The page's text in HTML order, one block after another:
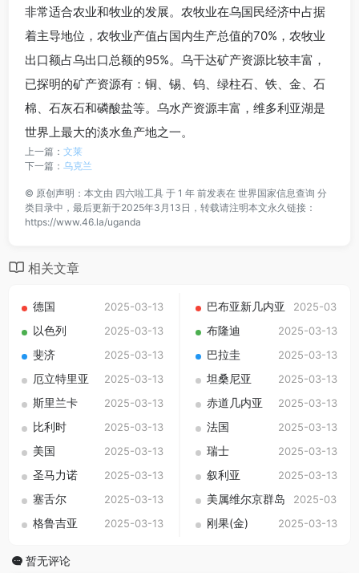
非常适合农业和牧业的发展。农牧业在乌国民经济中占据
着主导地位，农牧业产值占国内生产总值的70%，农牧业
出口额占乌出口总额的95%。乌干达矿产资源比较丰富，
已探明的矿产资源有：铜、锡、钨、绿柱石、铁、金、石
棉、石灰石和磷酸盐等。乌水产资源丰富，维多利亚湖是
世界上最大的淡水鱼产地之一。
上一篇： 文莱
下一篇： 乌克兰
© 原创声明：本文由 四六啦工具 于 1 年 前发表在 世界国家信息查询 分
类目录中，最后更新于2025年3月13日，转载请注明本文永久链接：
https://www.46.la/uganda
相关文章
德国 2025-03-13 巴布亚新几内亚 2025-03-13
以色列 2025-03-13 布隆迪 2025-03-13
斐济 2025-03-13 巴拉圭 2025-03-13
厄立特里亚 2025-03-13 坦桑尼亚 2025-03-13
斯里兰卡 2025-03-13 赤道几内亚 2025-03-13
比利时 2025-03-13 法国 2025-03-13
美国 2025-03-13 瑞士 2025-03-13
圣马力诺 2025-03-13 叙利亚 2025-03-13
塞舌尔 2025-03-13 美属维尔京群岛 2025-03-13
格鲁吉亚 2025-03-13 刚果(金) 2025-03-13
暂无评论